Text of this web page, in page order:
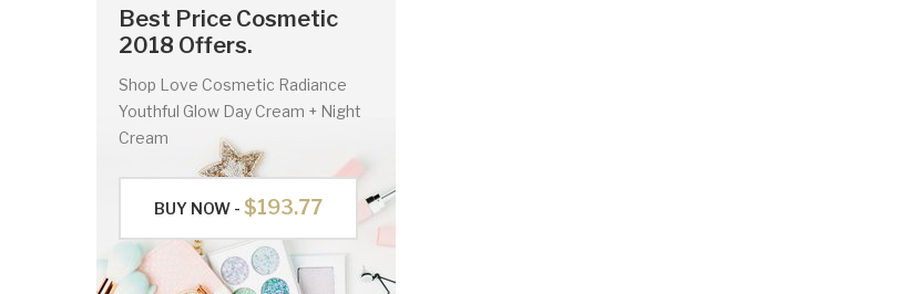
Best Price Cosmetic
2018 Offers.
Shop Love Cosmetic Radiance
Youthful Glow Day Cream + Night
Cream
BUY NOW - $193.77